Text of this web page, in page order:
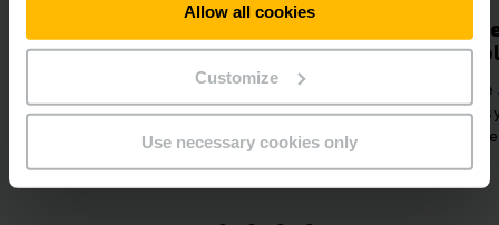
Allow all cookies
Customize
Use necessary cookies only
technologie
Verbinding van de AGV's met het
magazijnbeheersysteem van de
klant via logistieke interface.
Lithium-
kortere